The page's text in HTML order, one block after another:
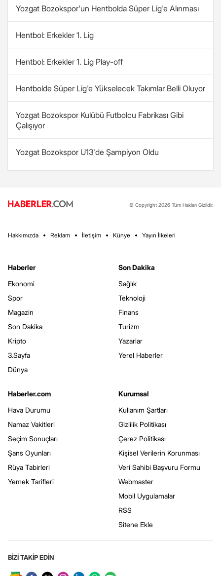
Yozgat Bozokspor'un Hentbolda Süper Lig'e Alınması
Hentbol: Erkekler 1. Lig
Hentbol: Erkekler 1. Lig Play-off
Hentbolde Süper Lig'e Yükselecek Takımlar Belli Oluyor
Yozgat Bozokspor Kulübü Futbolcu Fabrikası Gibi
Çalışıyor
Yozgat Bozokspor U13'de Şampiyon Oldu
© Copyright 2026 Tüm Hakları Gizlidir.
Hakkımızda Reklam İletişim Künye Yayın İlkeleri
Haberler
Ekonomi
Spor
Magazin
Son Dakika
Kripto
3.Sayfa
Dünya
Son Dakika
Sağlık
Teknoloji
Finans
Turizm
Yazarlar
Yerel Haberler
Haberler.com
Hava Durumu
Namaz Vakitleri
Seçim Sonuçları
Şans Oyunları
Rüya Tabirleri
Yemek Tarifleri
Kurumsal
Kullanım Şartları
Gizlilik Politikası
Çerez Politikası
Kişisel Verilerin Korunması
Veri Sahibi Başvuru Formu
Webmaster
Mobil Uygulamalar
RSS
Sitene Ekle
BİZİ TAKİP EDİN